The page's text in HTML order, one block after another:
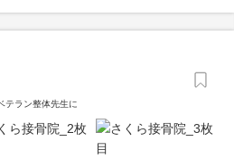
テラン整体先生に